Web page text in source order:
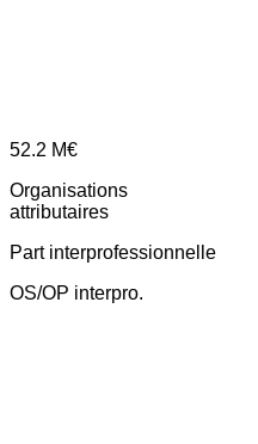
52.2 M€
Organisations
attributaires
Part interprofessionnelle
OS/OP interpro.